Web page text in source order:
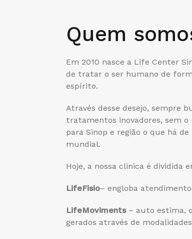
Quem
Em 2010 nasce a Life Center
de tratar o ser humano de
espírito.
Através desse desejo, sempre
tratamentos inovadores, sem o
para Sinop e região o que há
mundial.
Hoje, a nossa clinica é dividida
LifeFisio– engloba
LifeMoviments– auto estima,
gerados através de